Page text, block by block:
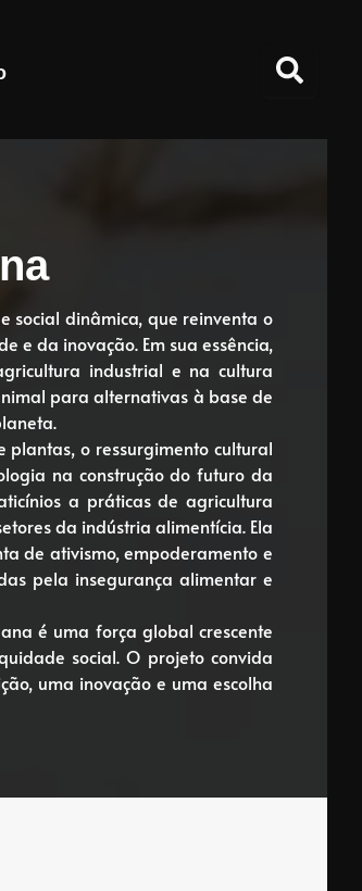
social dinâmica, que reinventa o
e da inovação. Em sua essência,
industrial e na cultura
para alternativas à base de
o ressurgimento cultural
na construção do futuro da
a práticas de agricultura
da indústria alimentícia. Ela
de ativismo, empoderamento e
pela insegurança alimentar e
é uma força global crescente
social. O projeto convida
uma inovação e uma escolha